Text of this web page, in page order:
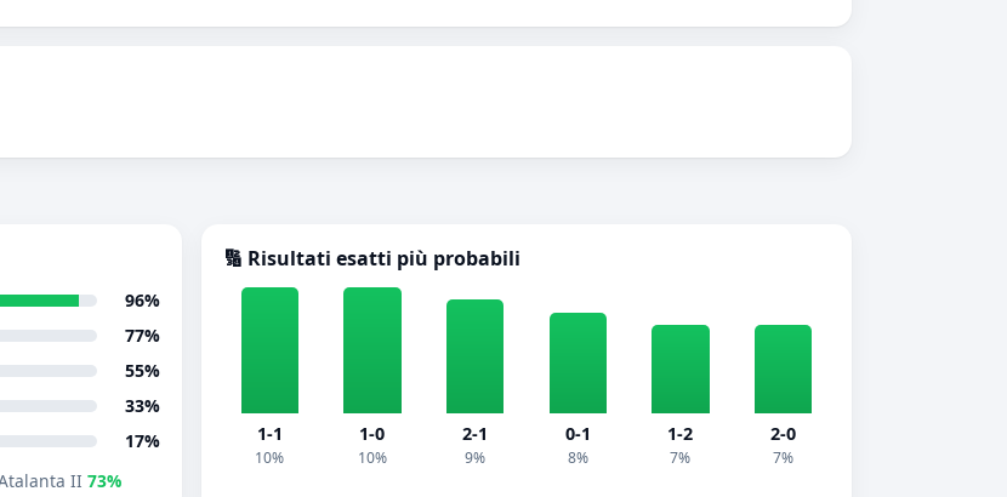
96%
77%
55%
33%
17%
II 73%
🔢 Risultati esatti più probabili
1-1
10%
1-0
10%
2-1
9%
0-1
8%
1-2
7%
2-0
7%